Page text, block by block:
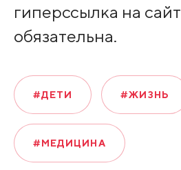
гиперссылка на сайт
обязательна.
#ДЕТИ #ЖИЗНЬ
#МЕДИЦИНА